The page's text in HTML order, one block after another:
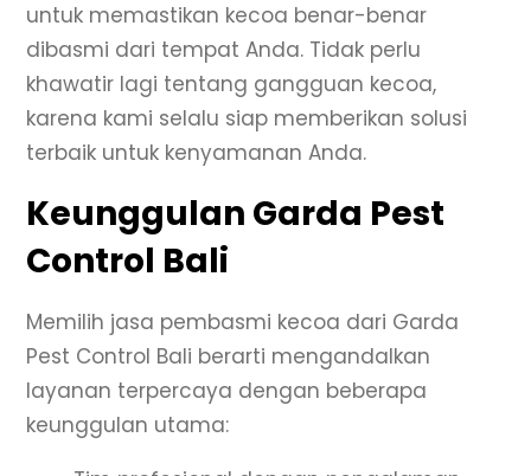
untuk memastikan kecoa benar-benar
dibasmi dari tempat Anda. Tidak perlu
khawatir lagi tentang gangguan kecoa,
karena kami selalu siap memberikan solusi
terbaik untuk kenyamanan Anda.
Keunggulan Garda Pest
Control Bali
Memilih jasa pembasmi kecoa dari Garda
Pest Control Bali berarti mengandalkan
layanan terpercaya dengan beberapa
keunggulan utama: